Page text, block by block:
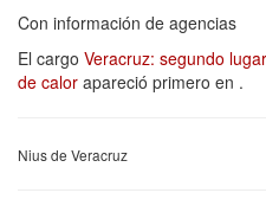
Con información de agencias
El cargo Veracruz: segundo
de calor apareció primero en .
Nius de Veracruz